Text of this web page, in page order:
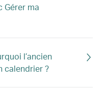
Gérer ma
l’ancien
calendrier ?